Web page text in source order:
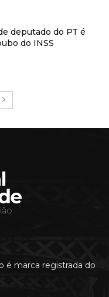
deputado do PT é
do INSS
é marca registrada do